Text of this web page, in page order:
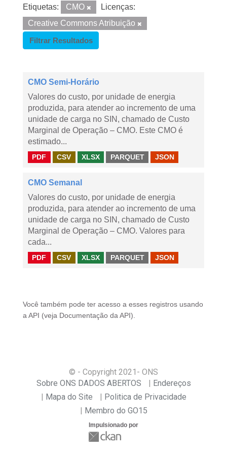
Etiquetas: CMO
Licenças:
Creative Commons Atribuição
Filtrar Resultados
CMO Semi-Horário
Valores do custo, por unidade de energia
produzida, para atender ao incremento de uma
unidade de carga no SIN, chamado de Custo
Marginal de Operação – CMO. Este CMO é
estimado...
PDF CSV XLSX PARQUET JSON
CMO Semanal
Valores do custo, por unidade de energia
produzida, para atender ao incremento de uma
unidade de carga no SIN, chamado de Custo
Marginal de Operação – CMO. Valores para
cada...
PDF CSV XLSX PARQUET JSON
Você também pode ter acesso a esses registros usando
a API (veja Documentação da API ).
© - Copyright 2021 - ONS
Sobre ONS DADOS ABERTOS
Endereços
Mapa do Site
Politica de Privacidade
Membro do GO15
Impulsionado por